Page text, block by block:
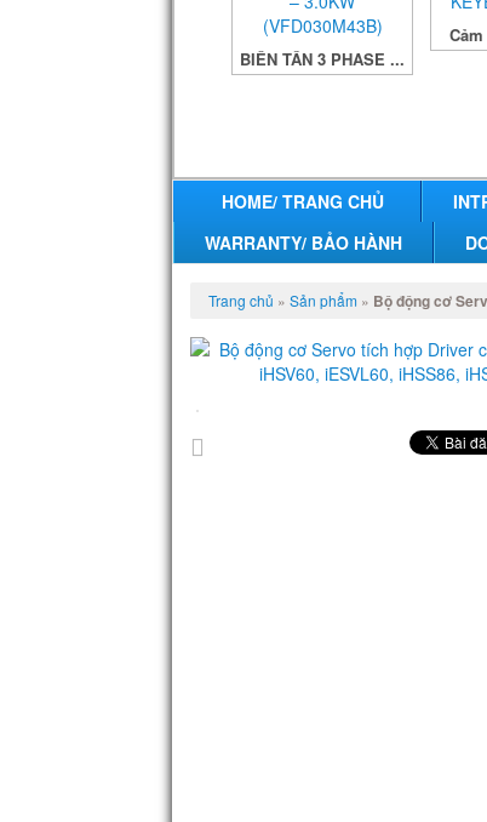
BIẾN TẦN 3 PHASE ...
HOME/ TRANG CHỦ
WARRANTY/ BẢO HÀNH
Trang chủ » Sản phẩm » Bộ động cơ